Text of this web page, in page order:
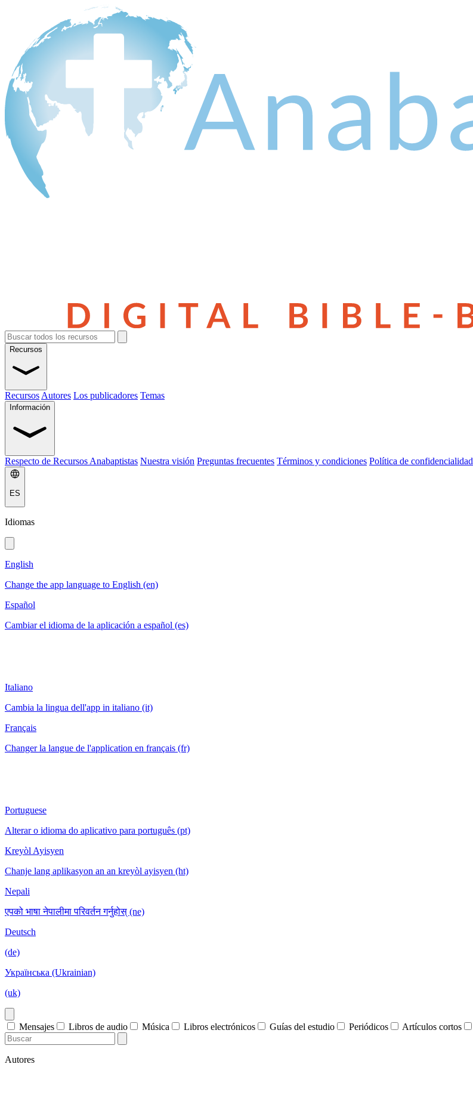
Recursos
Recursos Autores Los publicadores Temas
Información
Respecto de Recursos Anabaptistas Nuestra visión Preguntas frecuentes Términos y condiciones Política de confidencialidad
ES
Idiomas
English
Change the app language to English (en)
Español
Cambiar el idioma de la aplicación a español (es)
Italiano
Cambia la lingua dell'app in italiano (it)
Français
Changer la langue de l'application en français (fr)
Portuguese
Alterar o idioma do aplicativo para português (pt)
Kreyòl Ayisyen
Chanje lang aplikasyon an an kreyòl ayisyen (ht)
Nepali
एपको भाषा नेपालीमा परिवर्तन गर्नुहोस् (ne)
Deutsch
(de)
Українська (Ukrainian)
(uk)
Mensajes Libros de audio Música Libros electrónicos Guías del estudio Periódicos Artículos cortos
Autores